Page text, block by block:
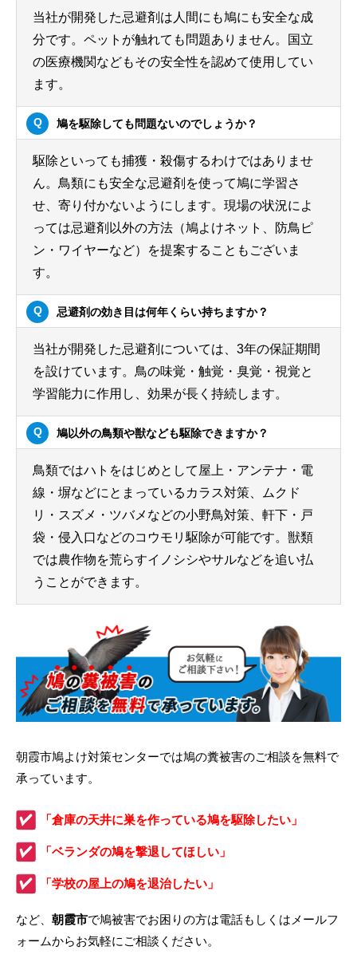
当社が開発した忌避剤は人間にも鳩にも安全な成
分です。ペットが触れても問題ありません。国立
の医療機関などもその安全性を認めて使用してい
ます。
鳩を駆除しても問題ないのでしょうか？
駆除といっても捕獲・殺傷するわけではありませ
ん。鳥類にも安全な忌避剤を使って鳩に学習さ
せ、寄り付かないようにします。現場の状況によ
っては忌避剤以外の方法（鳩よけネット、防鳥ピ
ン・ワイヤーなど）を提案することもございま
す。
忌避剤の効き目は何年くらい持ちますか？
当社が開発した忌避剤については、3年の保証期間
を設けています。鳥の味覚・触覚・臭覚・視覚と
学習能力に作用し、効果が長く持続します。
鳩以外の鳥類や獣なども駆除できますか？
鳥類ではハトをはじめとして屋上・アンテナ・電
線・塀などにとまっているカラス対策、ムクド
リ・スズメ・ツバメなどの小野鳥対策、軒下・戸
袋・侵入口などのコウモリ駆除が可能です。獣類
では農作物を荒らすイノシシやサルなどを追い払
うことができます。
朝霞市鳩よけ対策センターでは鳩の糞被害のご相談を無料で
承っています。
「倉庫の天井に巣を作っている鳩を駆除したい」
「ベランダの鳩を撃退してほしい」
「学校の屋上の鳩を退治したい」
など、 朝霞市で鳩被害でお困りの方は電話もしくはメールフ
ォームからお気軽にご相談ください。